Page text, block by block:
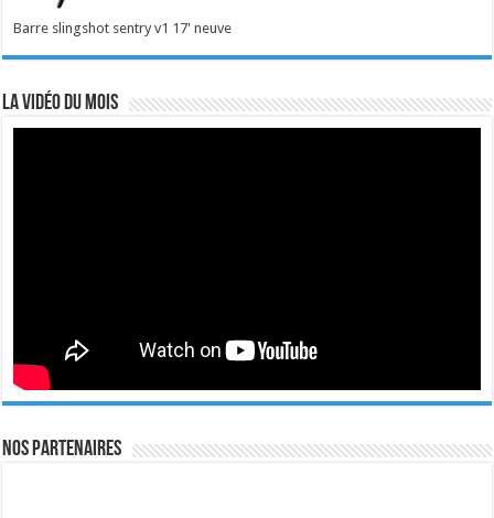
Barre slingshot sentry v1 17' neuve
La vidéo du mois
Nos Partenaires